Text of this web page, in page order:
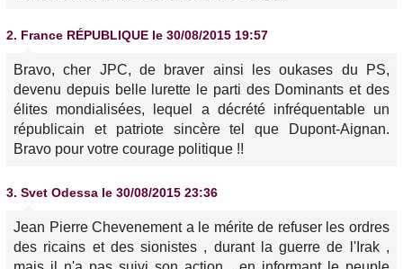
2. France RÉPUBLIQUE le 30/08/2015 19:57
Bravo, cher JPC, de braver ainsi les oukases du PS,
devenu depuis belle lurette le parti des Dominants et des
élites mondialisées, lequel a décrété infréquentable un
républicain et patriote sincère tel que Dupont-Aignan.
Bravo pour votre courage politique !!
3. Svet Odessa le 30/08/2015 23:36
Jean Pierre Chevenement a le mérite de refuser les ordres
des ricains et des sionistes , durant la guerre de l'Irak ,